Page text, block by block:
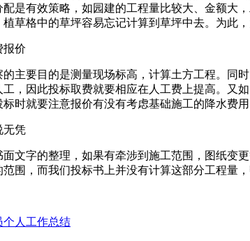
是有效策略，如园建的工程量比较大、金额大
草格中的草坪容易忘记计算到草坪中去。为此
价
主要目的是测量现场标高，计算土方工程。
，因此投标取费就要相应在人工费上提高。又
时就要注意报价有没有考虑基础施工的降水费用
无凭
文字的整理，如果有牵涉到施工范围，图纸变
围，而我们投标书上并没有计算这部分工程量
个人工作总结